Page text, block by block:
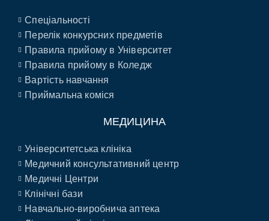
Спеціальності
Перелік конкурсних предметів
Правила прийому в Університет
Правила прийому в Коледж
Вартість навчання
Приймальна коміся
МЕДИЦИНА
Університетська клініка
Медичний консультативний центр
Медичні Центри
Клінічні бази
Навчально-виробнича аптека